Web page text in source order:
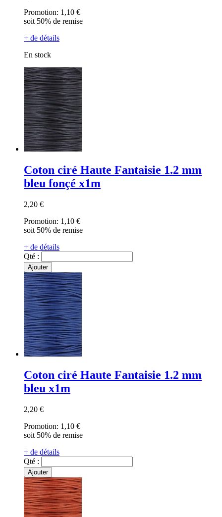
Promotion: 1,10 €
soit 50% de remise
+ de détails
En stock
Coton ciré Haute Fantaisie 1.2 mm
bleu fonçé x1m
2,20 €
Promotion: 1,10 €
soit 50% de remise
+ de détails
Qté :
Ajouter
Coton ciré Haute Fantaisie 1.2 mm
bleu x1m
2,20 €
Promotion: 1,10 €
soit 50% de remise
+ de détails
Qté :
Ajouter